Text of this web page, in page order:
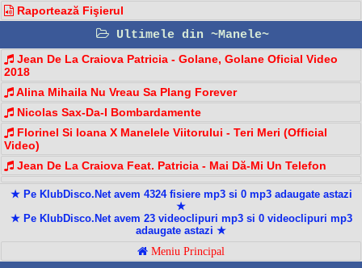
Raportează Fişierul
Ultimele din ~Manele~
Jean De La Craiova Patricia - Golane, Golane Oficial Video
2018
Alina Mihaila Nu Vreau Sa Plang Forever
Nicolas Sax-Da-I Bombardamente
Florinel Si Ioana X Manelele Viitorului - Teri Meri (Official
Video)
Jean De La Craiova Feat. Patricia - Mai Dă-Mi Un Telefon
★ Pe KlubDisco.Net avem 4324 fisiere mp3 si 0 mp3 adaugate astazi
★
★ Pe KlubDisco.Net avem 23 videoclipuri mp3 si 0 videoclipuri mp3
adaugate astazi ★
Meniu Principal